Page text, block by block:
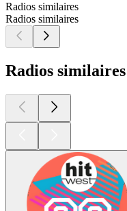
Radios similaires
Radios similaires
Radios similaires